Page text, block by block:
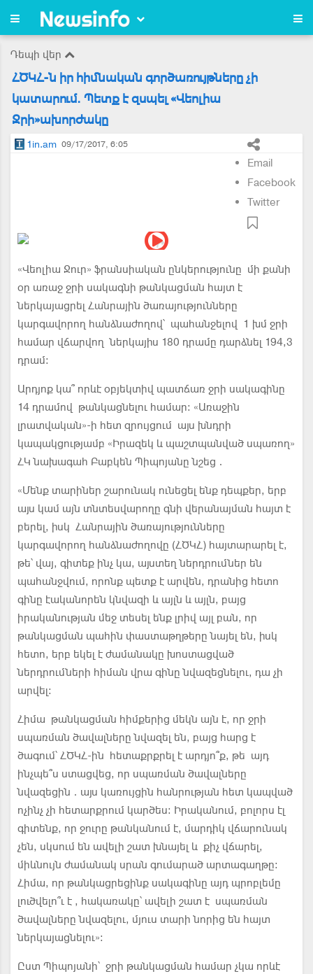
Դեպի վեր
ՀԾԿՀ-ն իր հիմնական գործառույթները չի
կատարում. Պետք է զսպել «Վեոլիա
Ջրի»ախորժակը
1in.am 09/17/2017, 6:05
Email
Facebook
Twitter
«Վեոլիա Ջուր» ֆրանսիական ընկերությունը մի քանի
օր առաջ ջրի սակագնի թանկացման հայտ է
ներկայացրել Հանրային ծառայությունները
կարգավորող հանձնաժողով՝ պահանջելով 1 խմ ջրի
համար վճարվող ներկայիս 180 դրամը դարձնել 194,3
դրամ։
Արդյոք կա՞ որևէ օբյեկտիվ պատճառ ջրի սակագինը
14 դրամով թանկացնելու համար։ «Առաջին
լրատվական»-ի հետ զրույցում այս խնդրի
կապակցությամբ «Իրազեկ և պաշտպանված սպառող»
ՀԿ նախագահ Բաբկեն Պիպոյանը նշեց․
«Մենք տարիներ շարունակ ունեցել ենք դեպքեր, երբ
այս կամ այն տնտեսվարողը գնի վերանայման հայտ է
բերել, իսկ Հանրային ծառայությունները
կարգավորող հանձնաժողովը (ՀԾԿՀ) հայտարարել է,
թե՝ վայ, գիտեք ինչ կա, այստեղ ներդրումներ են
պահանջվում, որոնք պետք է արվեն, դրանից հետո
գինը էականորեն կնվազի և այլն և այլն, բայց
իրականության մեջ տեսել ենք լրիվ այլ բան, որ
թանկացման պահին փաստաթղթերը նայել են, իսկ
հետո, երբ եկել է ժամանակը խոստացված
ներդրումների հիման վրա գինը նվազեցնելու, դա չի
արվել։
Հիմա թանկացման հիմքերից մեկն այն է, որ ջրի
սպառման ծավալները նվազել են, բայց հարց է
ծագում՝ ՀԾԿՀ-ին հետաքրքրել է արդյո՞ք, թե այդ
ինչպե՞ս ստացվեց, որ սպառման ծավալները
նվազեցին․այս կառույցին հանրության հետ կապված
ոչինչ չի հետարքրում կարծես։ Իրականում, բոլորս էլ
գիտենք, որ ջուրը թանկանում է, մարդիկ վճարունակ
չեն, սկսում են ավելի շատ խնայել և քիչ վճարել,
միևնույն ժամանակ սրան գումարած արտագաղթը։
Հիմա, որ թանկացրեցինք սակագինը այդ պրոբլեմը
լուծվելո՞ւ է , հակառակը՝ ավելի շատ է սպառման
ծավալները նվազելու, մյուս տարի նորից են հայտ
ներկայացնելու»։
Ըստ Պիպոյանի՝ ջրի թանկացման համար չկա որևէ